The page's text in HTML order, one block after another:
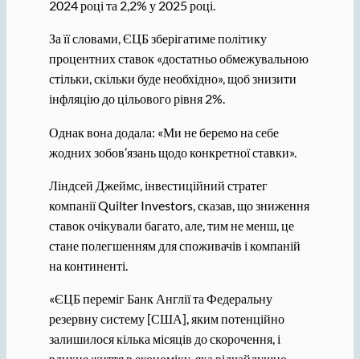
2024 році та 2,2% у 2025 році.
За її словами, ЄЦБ зберігатиме політику
процентних ставок «достатньо обмежувальною
стільки, скільки буде необхідно», щоб знизити
інфляцію до цільового рівня 2%.
Однак вона додала: «Ми не беремо на себе
жодних зобов’язань щодо конкретної ставки».
Ліндсей Джеймс, інвестиційний стратег
компанії Quilter Investors, сказав, що зниження
ставок очікували багато, але, тим не менш, це
стане полегшенням для споживачів і компаній
на континенті.
«ЄЦБ переміг Банк Англії та Федеральну
резервну систему [США], яким потенційно
залишилося кілька місяців до скорочення, і